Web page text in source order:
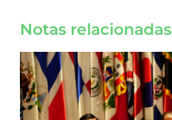
Notas relacionadas